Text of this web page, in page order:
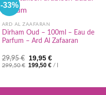
-33%
ARD AL ZAAFARAN
Dirham Oud – 100ml – Eau de
Parfum – Ard Al Zafaaran
29,95€
Ursprünglicher
Preis
war:
19,95 €Aktueller
Preis
299,50€ 199,50€ /